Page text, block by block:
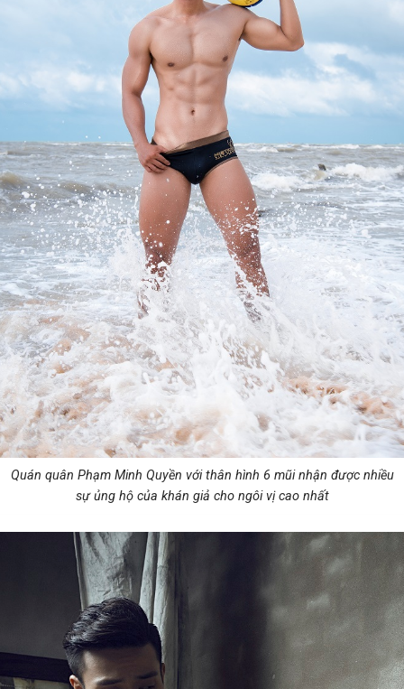
Quán quân Phạm Minh Quyền với thân hình 6 mũi nhận được nhiều
sự ủng hộ của khán giả cho ngôi vị cao nhất